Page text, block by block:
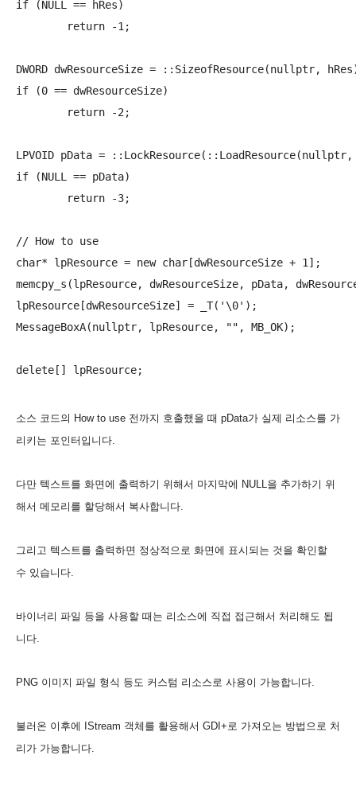
if (NULL == hRes)
DWORD dwResourceSize = ::SizeofResource(nullptr,
if (0 == dwResourceSize)
LPVOID pData =
if (NULL == pData)
// How to use
char* lpResource = new char[dwResourceSize + 1];
memcpy_s(lpResource, dwResourceSize, pData,
lpResource[dwResourceSize] = _T('\0');
MessageBoxA(nullptr, lpResource, "", MB_OK);
소스 코드의 How to use 전까지 호출했을 때 pData가 실제 리소스를 가
리키는 포인터입니다.
다만 텍스트를 화면에 출력하기 위해서 마지막에 NULL을 추가하기 위
해서 메모리를 할당해서 복사합니다.
그리고 텍스트를 출력하면 정상적으로 화면에 표시되는 것을 확인할
수 있습니다.
바이너리 파일 등을 사용할 때는 리소스에 직접 접근해서 처리해도 됩
니다.
PNG 이미지 파일 형식 등도 커스텀 리소스로 사용이 가능합니다.
불러온 이후에 IStream 객체를 활용해서 GDI+로 가져오는 방법으로 처
리가 가능합니다.